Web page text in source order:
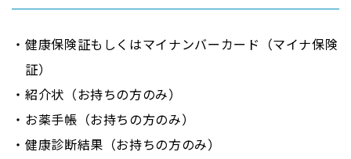
健康保険証もしくはマイナンバーカード（マイナ保険
証）
紹介状（お持ちの方のみ）
お薬手帳（お持ちの方のみ）
健康診断結果（お持ちの方のみ）